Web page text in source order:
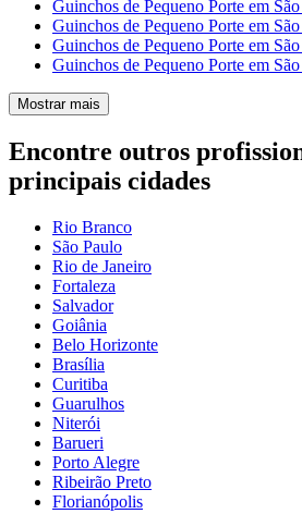
Guinchos de Pequeno Porte em
Guinchos de Pequeno Porte em
Guinchos de Pequeno Porte em
Guinchos de Pequeno Porte em
Mostrar mais
Encontre outros
principais cidades
Rio Branco
São Paulo
Rio de Janeiro
Fortaleza
Salvador
Goiânia
Belo Horizonte
Brasília
Curitiba
Guarulhos
Niterói
Barueri
Porto Alegre
Ribeirão Preto
Florianópolis